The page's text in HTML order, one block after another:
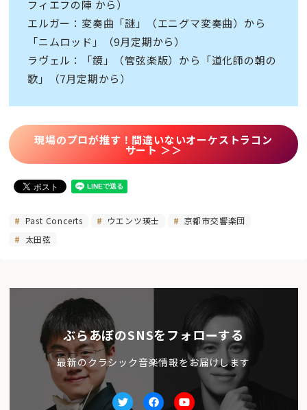
フィエフの陣 から）
エルガー：変奏曲「謎」（エニグマ変奏曲）から
「ニムロッド」（9月定期から）
ラヴェル：「鏡」（管弦楽版）から「道化師の朝の
歌」（7月定期から）
現場のプロが推す！間違いないオーケストラコン
サート ＞＞
Past Concerts ウエンツ瑛士
京都市交響楽団
太田弦
ぶらあぼのSNSをフォローする
最新のクラシック音楽情報をお届けします